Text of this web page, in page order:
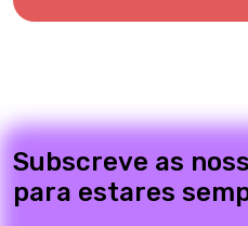
Subscreve as
para estares